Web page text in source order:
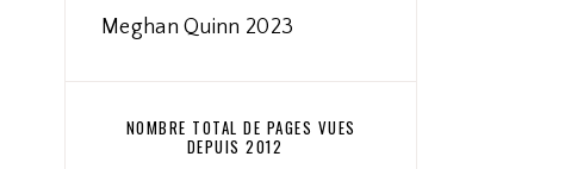
Meghan Quinn 2023
NOMBRE TOTAL DE PAGES VUES
DEPUIS 2012